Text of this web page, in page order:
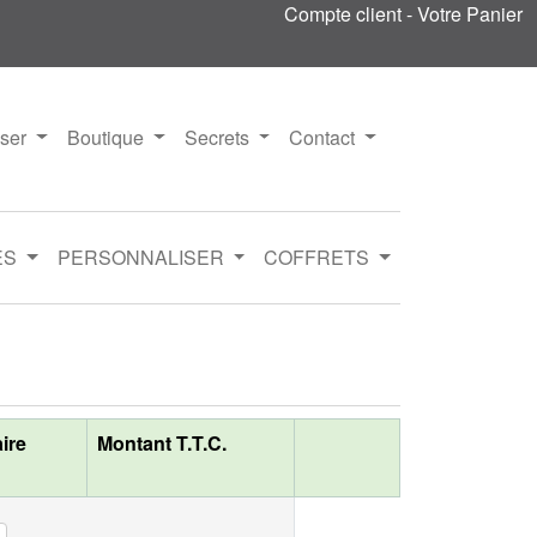
Compte client-Votre Panier
Boutique Secrets Contact
PERSONNALISER COFFRETS
Montant T.T.C.